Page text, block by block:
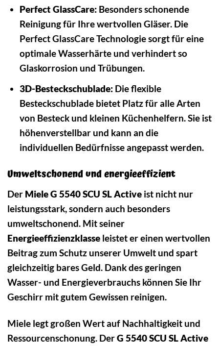
Perfect GlassCare:Besonders schonende
Reinigung für Ihre wertvollen Gläser. Die
Perfect GlassCare Technologie sorgt für eine
optimale Wasserhärte und verhindert so
Glaskorrosion und Trübungen.
3D-Besteckschublade:Die flexible
Besteckschublade bietet Platz für alle Arten
von Besteck und kleinen Küchenhelfern. Sie ist
höhenverstellbar und kann an die
individuellen Bedürfnisse angepasst werden.
Umweltschonend und energieeffizient
Der Miele G 5540 SCU SL Active ist nicht nur
leistungsstark, sondern auch besonders
umweltschonend. Mit seiner
Energieeffizienzklasse leistet er einen wertvollen
Beitrag zum Schutz unserer Umwelt und spart
gleichzeitig bares Geld. Dank des geringen
Wasser- und Energieverbrauchs können Sie Ihr
Geschirr mit gutem Gewissen reinigen.
Miele legt großen Wert auf Nachhaltigkeit und
Ressourcenschonung. DerG 5540 SCU SL Active